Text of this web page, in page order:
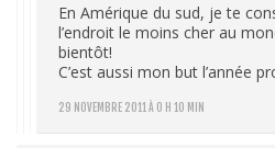
29 NOVEMBRE 2011 À 0 H 10 MIN
En Amérique du sud, je te
l’endroit le moins cher au
bientôt!
C’est aussi mon but l’année